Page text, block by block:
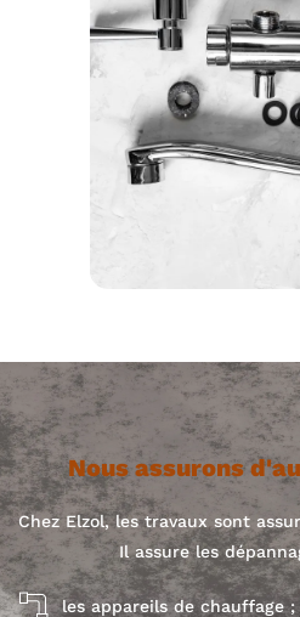
Nous assurons
Chez Elzol, les travaux sont
Il assure les
les appareils de chauffage ;